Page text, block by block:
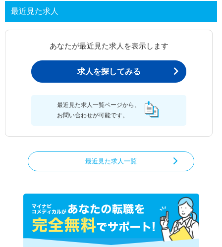
最近見た求人
あなたが最近見た求人を表示します
求人を探してみる
最近見た求人一覧ページから、
お問い合わせが可能です。
最近見た求人一覧